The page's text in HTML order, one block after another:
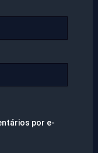
por e-